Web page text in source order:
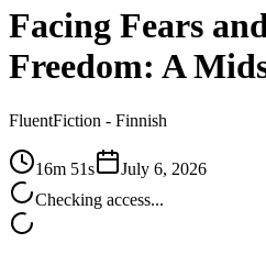
Facing Fears
Freedom: A
FluentFiction - Finnish
16m 51s
July 6, 2026
Checking access...